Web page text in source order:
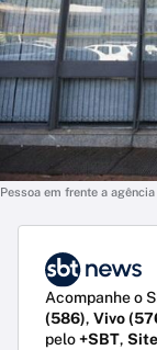
Pessoa em frente a
Acompanhe o
(586), Vivo
pelo+SBT, Site